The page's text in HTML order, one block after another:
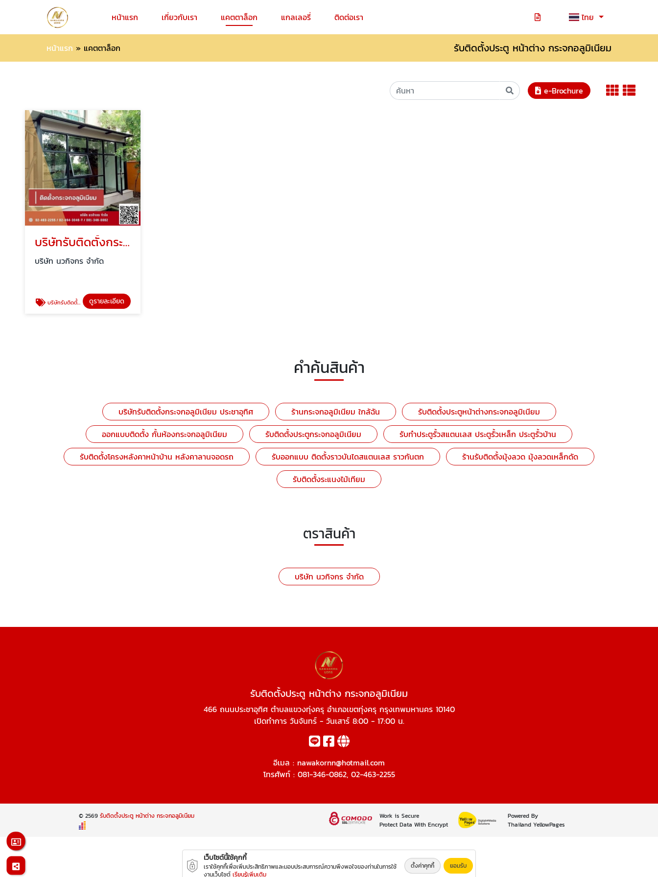
หน้าแรก เกี่ยวกับเรา แคตตาล็อก แกลเลอรี่ ติดต่อเรา ไทย
หน้าแรก » แคตตาล็อก รับติดตั้งประตู หน้าต่าง กระจกอลูมิเนียม
e-Brochure
บริษัทรับติดตั้งกระจกอลูมิเนียม ประชาอุทิศ
บริษัท นวกิจกร จำกัด
บริษัทรับติดตั้งกระจกอลูมิเนียม ประชาอุทิศ ดูรายละเอียด
คำค้นสินค้า
บริษัทรับติดตั้งกระจกอลูมิเนียม ประชาอุทิศ ร้านกระจกอลูมิเนียม ใกล้ฉัน
รับติดตั้งประตูหน้าต่างกระจกอลูมิเนียม
ออกแบบติดตั้ง กั้นห้องกระจกอลูมิเนียม
รับติดตั้งประตูกระจกอลูมิเนียม
รับทำประตูรั้วสแตนเลส ประตูรั้วเหล็ก ประตูรั้วบ้าน
รับติดตั้งโครงหลังคาหน้าบ้าน หลังคาลานจอดรถ
รับออกแบบ ติดตั้งราวบันไดสแตนเลส ราวกันตก
ร้านรับติดตั้งมุ้งลวด มุ้งลวดเหล็กดัด
รับติดตั้งระแนงไม้เทียม
ตราสินค้า
บริษัท นวกิจกร จำกัด
รับติดตั้งประตู หน้าต่าง กระจกอลูมิเนียม
466 ถนนประชาอุทิศ ตำบลแขวงทุ่งครุ อำเภอเขตทุ่งครุ กรุงเทพมหานคร 10140
เปิดทำการ วันจันทร์ - วันเสาร์ 8:00 - 17:00 น.
อีเมล : nawakornn@hotmail.com
โทรศัพท์ : 081-346-0862, 02-463-2255
© 2569รับติดตั้งประตู หน้าต่าง กระจกอลูมิเนียม
Work is Secure
Protect Data With Encrypt
Powered By
Thailand YellowPages
เว็บไซต์นี้ใช้คุกกี้
เราใช้คุกกี้เพื่อเพิ่มประสิทธิภาพและมอบประสบการณ์ความพึงพอใจของท่านในการใช้
งานเว็บไซต์ เรียนรู้เพิ่มเติม
ตั้งค่าคุกกี้ ยอมรับ